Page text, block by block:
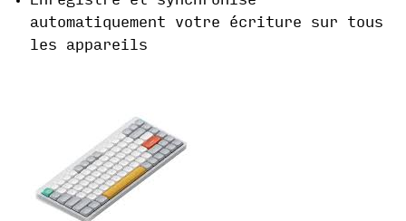
automatiquement votre écriture sur tous
les appareils